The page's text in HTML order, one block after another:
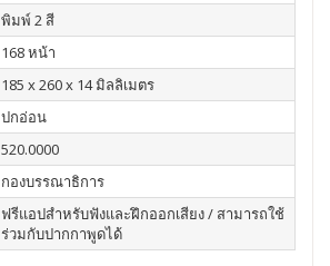
พิมพ์ 2 สี
168 หน้า
185 x 260 x 14 มิลลิเมตร
ปกอ่อน
520.0000
กองบรรณาธิการ
ฟรีแอปสำหรับฟังและฝึกออกเสียง / สามารถใช้
ร่วมกับปากกาพูดได้